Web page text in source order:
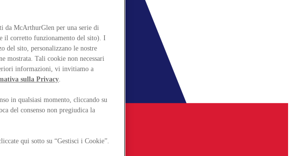
da McArthurGlen per una serie di
il corretto funzionamento del sito). I
del sito, personalizzano le nostre
mostrata. Tali cookie non necessari
informazioni, vi invitiamo a
sulla Privacy.
in qualsiasi momento, cliccando su
del consenso non pregiudica la
qui sotto su “Gestisci i Cookie”.